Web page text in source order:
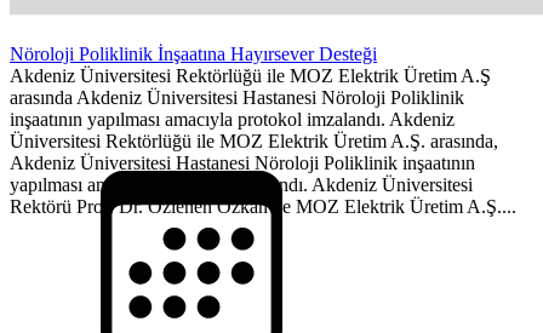
Nöroloji Poliklinik İnşaatına Hayırsever Desteği
Akdeniz Üniversitesi Rektörlüğü ile MOZ Elektrik Üretim A.Ş
arasında Akdeniz Üniversitesi Hastanesi Nöroloji Poliklinik
inşaatının yapılması amacıyla protokol imzalandı. Akdeniz
Üniversitesi Rektörlüğü ile MOZ Elektrik Üretim A.Ş. arasında,
Akdeniz Üniversitesi Hastanesi Nöroloji Poliklinik inşaatının
yapılması amacıyla protokol imzalandı. Akdeniz Üniversitesi
Rektörü Prof. Dr. Özlenen Özkan ve MOZ Elektrik Üretim A.Ş....